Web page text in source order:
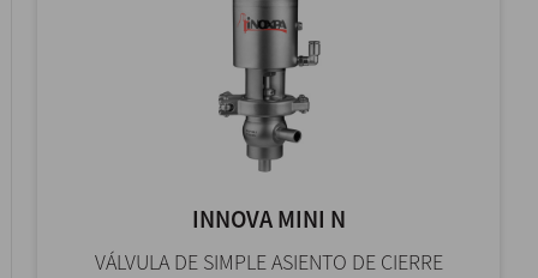
INNOVA MINI N
VÁLVULA DE SIMPLE ASIENTO DE CIERRE